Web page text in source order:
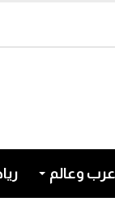
عرب وعالم